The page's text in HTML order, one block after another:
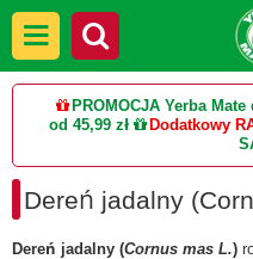
PROMOCJA Yerba Mate
od 45,99 zł
Dodatkowy
Dereń jadalny
Dereń jadalny (Cornus mas L.)